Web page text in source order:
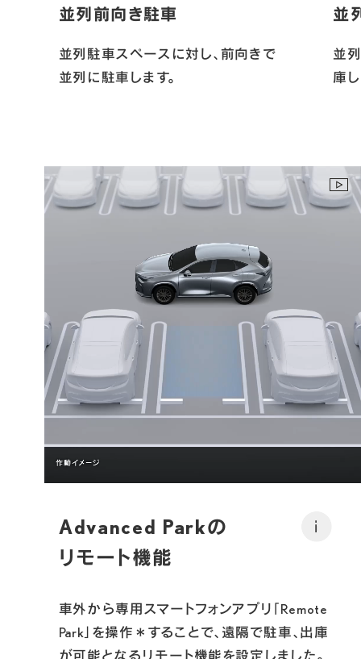
並列前向き駐車
並列駐車スペースに対し、前向きで
並列に駐車します。
並
並
庫し
Advanced Parkの
リモート機能
i
車外から専用スマートフォンアプリ「Remote
Park」を操作＊することで、遠隔で駐車、出庫
が可能となるリモート機能を設定しました。